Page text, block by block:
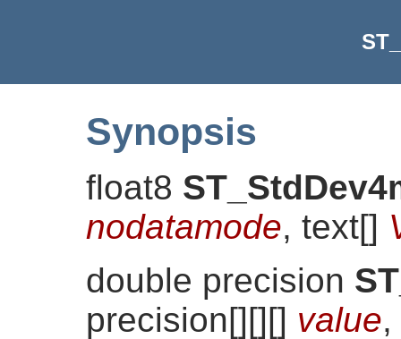
Synopsis
float8
nodatamode, text[]
double precision
precision[][][] value